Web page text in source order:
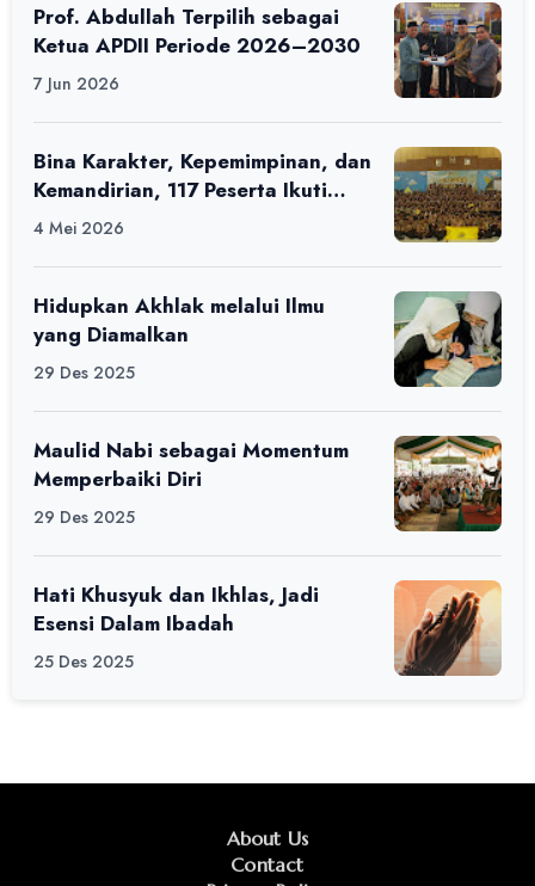
Prof. Abdullah Terpilih sebagai
Ketua APDII Periode 2026–2030
7 Jun 2026
Bina Karakter, Kepemimpinan, dan
Kemandirian, 117 Peserta Ikuti
Alfaro Camp di MAN 1 Darussalam
4 Mei 2026
Hidupkan Akhlak melalui Ilmu
yang Diamalkan
29 Des 2025
Maulid Nabi sebagai Momentum
Memperbaiki Diri
29 Des 2025
Hati Khusyuk dan Ikhlas, Jadi
Esensi Dalam Ibadah
25 Des 2025
About Us
Contact